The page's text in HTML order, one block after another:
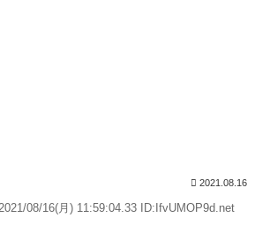
2021.08.16
2021/08/16(月) 11:59:04.33 ID:IfvUMOP9d.net